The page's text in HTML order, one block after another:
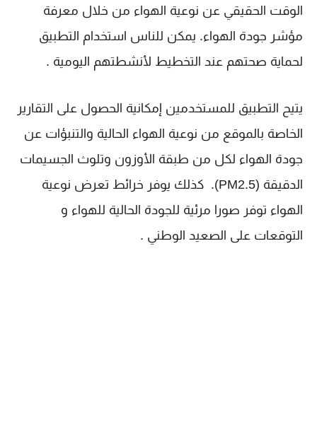
الوقت الحقيقي عن نوعية الهواء من خلال معرفة
مؤشر جودة الهواء. يمكن للناس استخدام التطبيق
لحماية صحتهم عند التخطيط لأنشطتهم اليومية .
يتيح التطبيق للمستخدمين إمكانية الحصول على التقارير
الخاصة بالموقع من نوعية الهواء الحالية والتنبؤات عن
جودة الهواء لكل من طبقة الأوزون وتلوث الجسيمات
الدقيقة (PM2.5). كذلك يوفر خرائط تعرض نوعية
الهواء توفر صورا مرئية للجودة الحالية للهواء و
التوقعات على الصعيد الوطني .